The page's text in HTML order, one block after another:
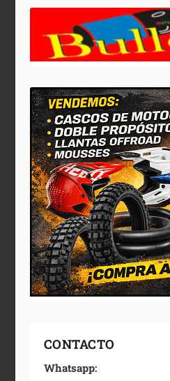
CONTACTO
Whatsapp: